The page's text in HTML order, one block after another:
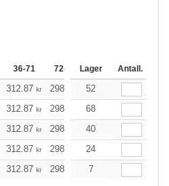
36-71 72-143 144-287
Lager Antall.
312.87 kr 298.04 283.10
52
312.87 kr 298.04 283.10
68
312.87 kr 298.04 283.10
40
312.87 kr 298.04 283.10
24
312.87 kr 298.04 7